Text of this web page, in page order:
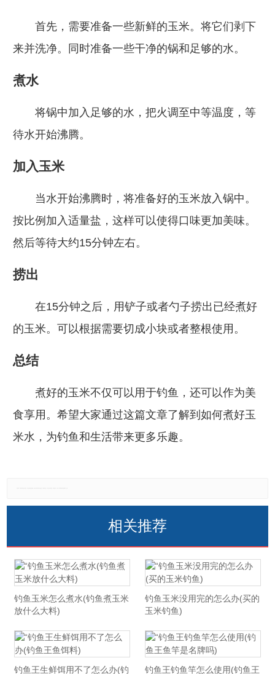
首先，需要准备一些新鲜的玉米。将它们剥下
来并洗净。同时准备一些干净的锅和足够的水。
煮水
将锅中加入足够的水，把火调至中等温度，等
待水开始沸腾。
加入玉米
当水开始沸腾时，将准备好的玉米放入锅中。
按比例加入适量盐，这样可以使得口味更加美味。
然后等待大约15分钟左右。
捞出
在15分钟之后，用铲子或者勺子捞出已经煮好
的玉米。可以根据需要切成小块或者整根使用。
总结
煮好的玉米不仅可以用于钓鱼，还可以作为美
食享用。希望大家通过这篇文章了解到如何煮好玉
米水，为钓鱼和生活带来更多乐趣。
相关推荐
钓鱼玉米怎么煮水(钓鱼煮玉米
放什么大料)
钓鱼玉米没用完的怎么办(买的
玉米钓鱼)
钓鱼王生鲜饵用不了怎么办(钓
钓鱼王钓鱼竿怎么使用(钓鱼王